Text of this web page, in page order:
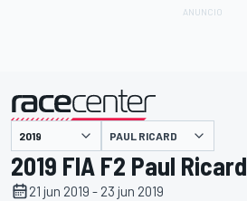
presentado por PAUL RICARD
2019 FIA F2 Paul Ricard
21 jun 2019 - 23 jun 2019